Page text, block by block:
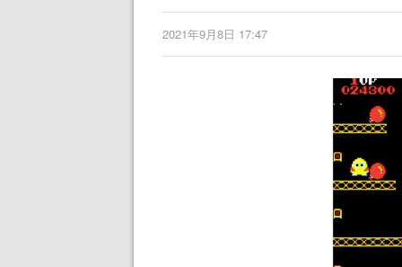
2021年9月8日 17:47